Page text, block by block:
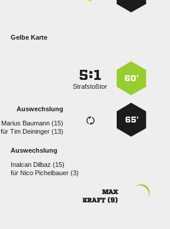
Gelbe Karte
60’
:
Strafstoßtor
65’
Auswechslung
  
für  
Auswechslung
  
für   

 